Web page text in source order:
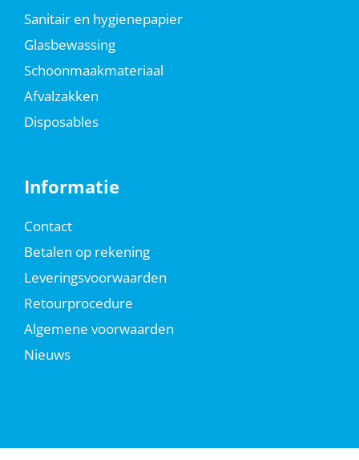
Sanitair en hygienepapier
Glasbewassing
Schoonmaakmateriaal
Afvalzakken
Disposables
Informatie
Contact
Betalen op rekening
Leveringsvoorwaarden
Retourprocedure
Algemene voorwaarden
Nieuws